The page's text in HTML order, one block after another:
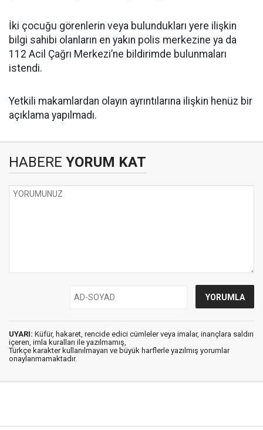
İki çocuğu görenlerin veya bulundukları yere ilişkin
bilgi sahibi olanların en yakın polis merkezine ya da
112 Acil Çağrı Merkezi’ne bildirimde bulunmaları
istendi.
Yetkili makamlardan olayın ayrıntılarına ilişkin henüz bir
açıklama yapılmadı.
HABERE YORUM KAT
UYARI: Küfür, hakaret, rencide edici cümleler veya imalar, inançlara saldırı
içeren, imla kuralları ile yazılmamış,
Türkçe karakter kullanılmayan ve büyük harflerle yazılmış yorumlar
onaylanmamaktadır.